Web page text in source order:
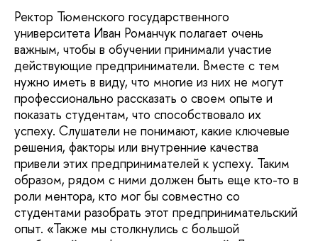
Ректор Тюменского государственного
университета Иван Романчук полагает очень
важным, чтобы в обучении принимали участие
действующие предприниматели. Вместе с тем
нужно иметь в виду, что многие из них не могут
профессионально рассказать о своем опыте и
показать студентам, что способствовало их
успеху. Слушатели не понимают, какие ключевые
решения, факторы или внутренние качества
привели этих предпринимателей к успеху. Таким
образом, рядом с ними должен быть еще кто-то в
роли ментора, кто мог бы совместно со
студентами разобрать этот предпринимательский
опыт. «Также мы столкнулись с большой